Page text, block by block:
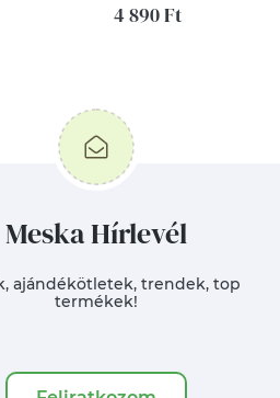
4 890 Ft
Meska Hírlevél
ajándékötletek, trendek, top
termékek!